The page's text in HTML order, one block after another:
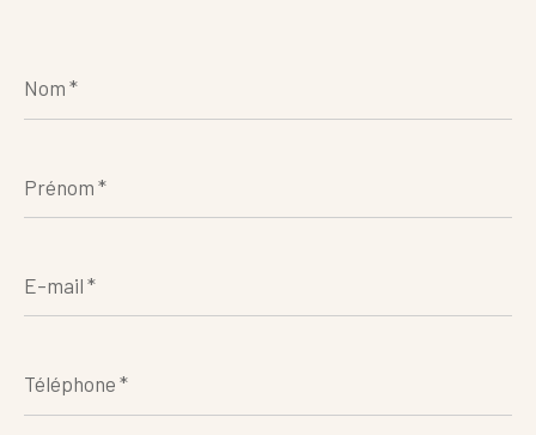
*
*
mail
*
*